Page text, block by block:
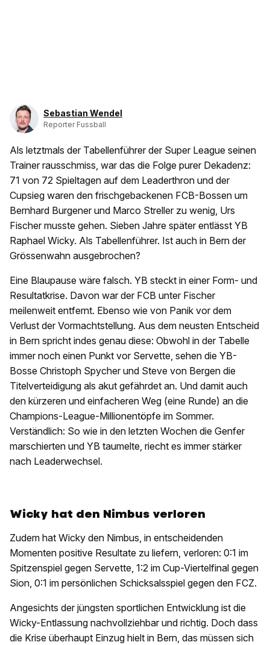
Sebastian Wendel
Reporter Fussball
Als letztmals der Tabellenführer der Super League seinen
Trainer rausschmiss, war das die Folge purer Dekadenz:
71 von 72 Spieltagen auf dem Leaderthron und der
Cupsieg waren den frischgebackenen FCB-Bossen um
Bernhard Burgener und Marco Streller zu wenig, Urs
Fischer musste gehen. Sieben Jahre später entlässt YB
Raphael Wicky. Als Tabellenführer. Ist auch in Bern der
Grössenwahn ausgebrochen?
Eine Blaupause wäre falsch. YB steckt in einer Form- und
Resultatkrise. Davon war der FCB unter Fischer
meilenweit entfernt. Ebenso wie von Panik vor dem
Verlust der Vormachtstellung. Aus dem neusten Entscheid
in Bern spricht indes genau diese: Obwohl in der Tabelle
immer noch einen Punkt vor Servette, sehen die YB-
Bosse Christoph Spycher und Steve von Bergen die
Titelverteidigung als akut gefährdet an. Und damit auch
den kürzeren und einfacheren Weg (eine Runde) an die
Champions-League-Millionentöpfe im Sommer.
Verständlich: So wie in den letzten Wochen die Genfer
marschierten und YB taumelte, riecht es immer stärker
nach Leaderwechsel.
Wicky hat den Nimbus verloren
Zudem hat Wicky den Nimbus, in entscheidenden
Momenten positive Resultate zu liefern, verloren: 0:1 im
Spitzenspiel gegen Servette, 1:2 im Cup-Viertelfinal gegen
Sion, 0:1 im persönlichen Schicksalsspiel gegen den FCZ.
Angesichts der jüngsten sportlichen Entwicklung ist die
Wicky-Entlassung nachvollziehbar und richtig. Doch dass
die Krise überhaupt Einzug hielt in Bern, das müssen sich